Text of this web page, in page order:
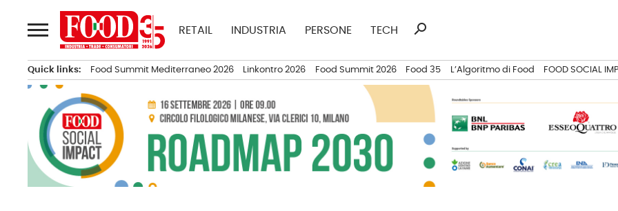
al
contenuto
RETAIL INDUSTRIA PERSONE TECH
Ricerca
search
Quick links: Food Summit Mediterraneo 2026 Linkontro 2026 Food Summit 2026 Food 35 L’Algoritmo di Food FOOD SOCIAL